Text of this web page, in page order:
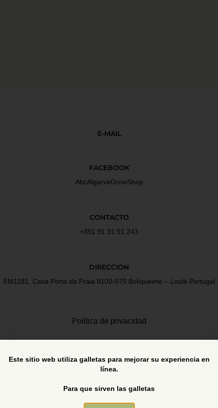
E-MAIL
FACEBOOK
AbcAlgarveGrowShop
CONTACTO
+351 91 31 51 243
DIRECCIÓN
EM1181, Casa Porta da Praia 8100-070 Boliqueime – Loulé Portugal
Política de privacidad
Este sitio web utiliza galletas para mejorar su experiencia en
línea.
Para que sirven las galletas